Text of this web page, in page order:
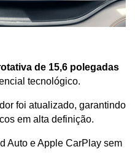
de 15,6 polegadas
tecnológico.
foi atualizado, garantindo
em alta definição.
Auto e Apple CarPlay sem